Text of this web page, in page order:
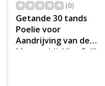
(0)
Getande 30 tands
Poelie voor
Aandrijving van de
Messen bij Alko, Brill,